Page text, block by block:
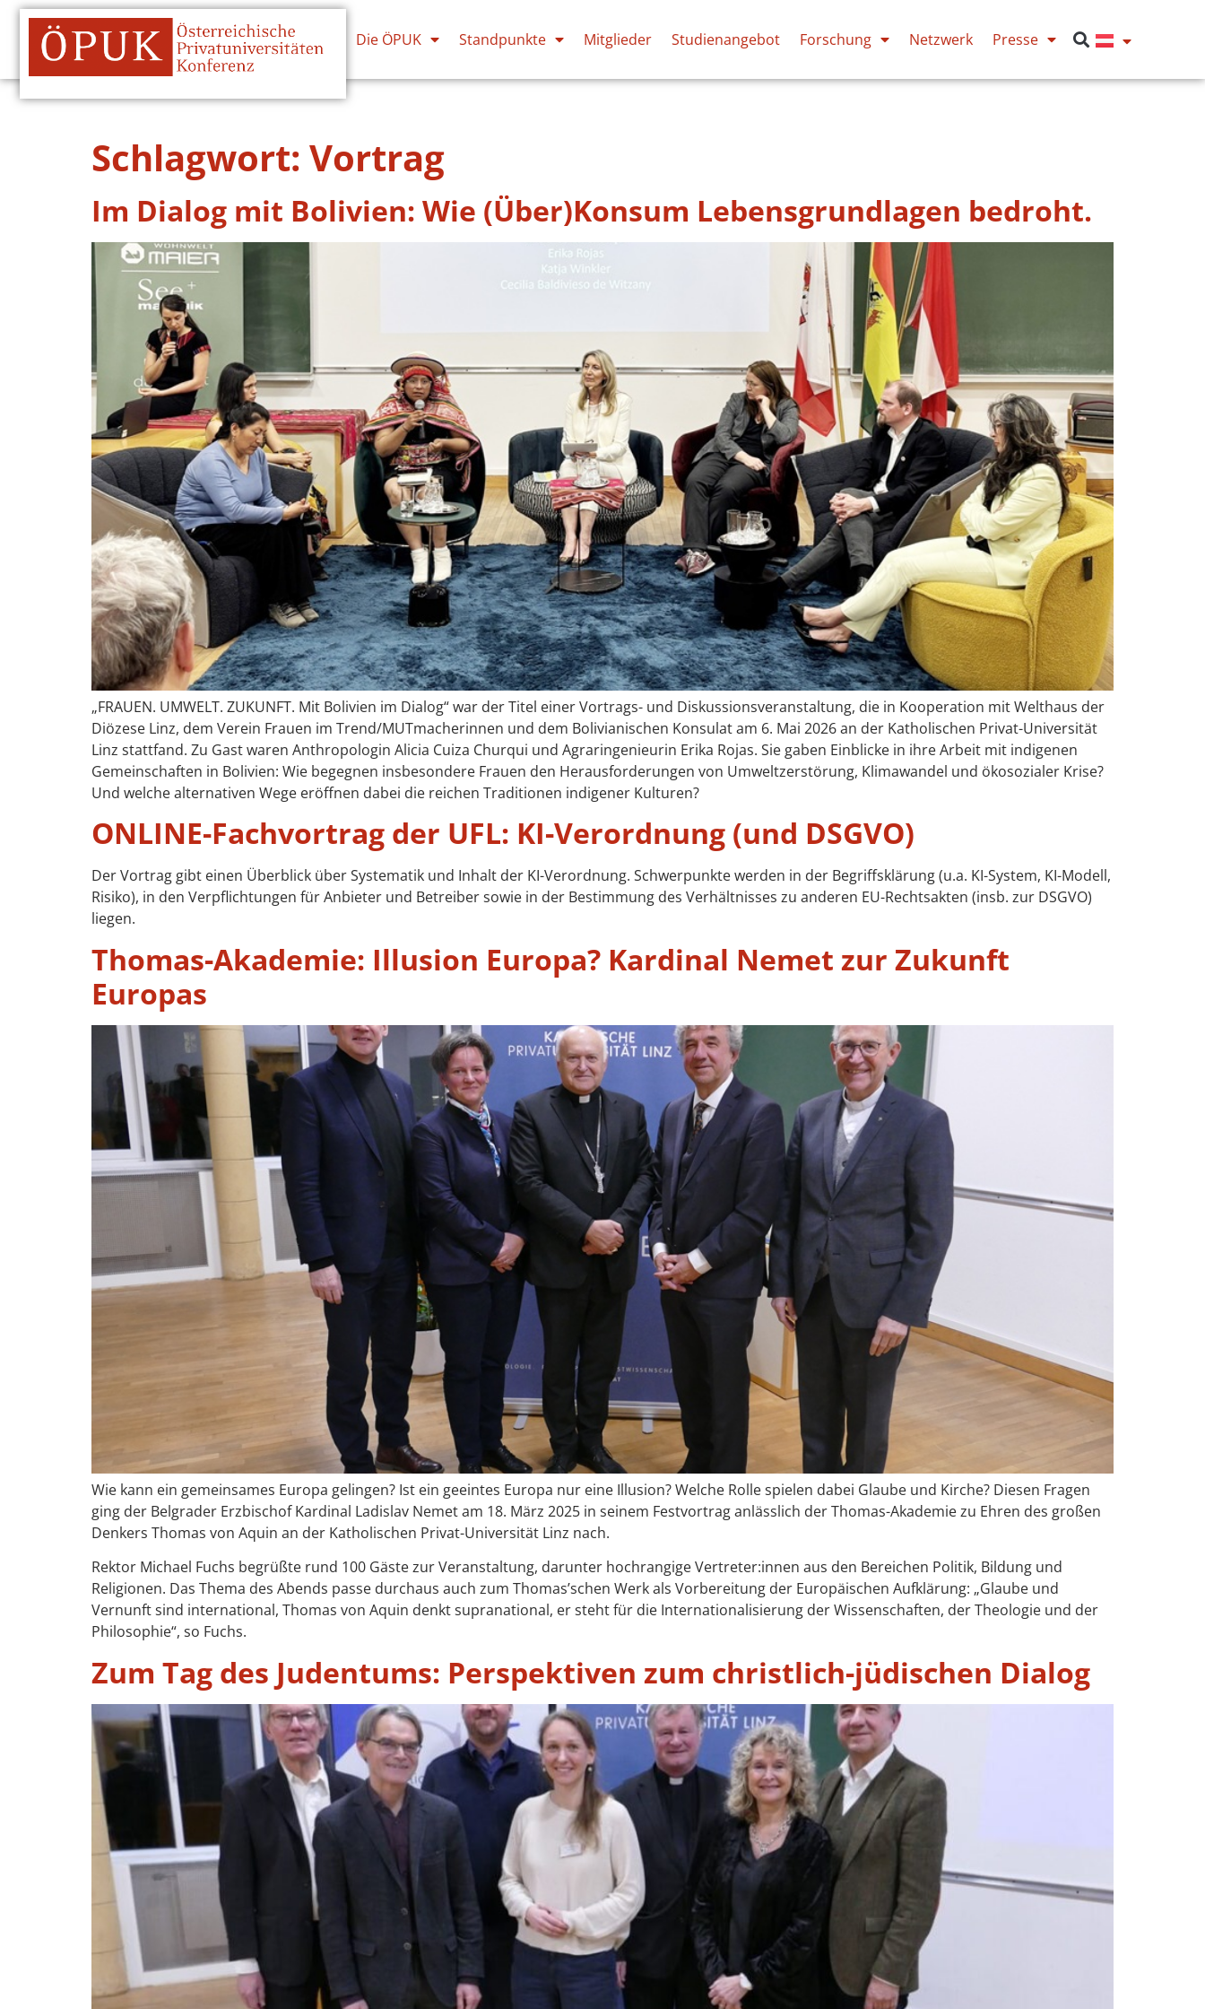
Die ÖPUK Standpunkte Mitglieder Studienangebot Forschung Netzwerk Presse
Schlagwort: Vortrag
Im Dialog mit Bolivien: Wie (Über)Konsum Lebensgrundlagen bedroht.
„FRAUEN. UMWELT. ZUKUNFT. Mit Bolivien im Dialog“ war der Titel einer Vortrags- und Diskussionsveranstaltung, die in Kooperation mit Welthaus der
Diözese Linz, dem Verein Frauen im Trend/MUTmacherinnen und dem Bolivianischen Konsulat am 6. Mai 2026 an der Katholischen Privat-Universität
Linz stattfand. Zu Gast waren Anthropologin Alicia Cuiza Churqui und Agraringenieurin Erika Rojas. Sie gaben Einblicke in ihre Arbeit mit indigenen
Gemeinschaften in Bolivien: Wie begegnen insbesondere Frauen den Herausforderungen von Umweltzerstörung, Klimawandel und ökosozialer Krise?
Und welche alternativen Wege eröffnen dabei die reichen Traditionen indigener Kulturen?
ONLINE-Fachvortrag der UFL: KI-Verordnung (und DSGVO)
Der Vortrag gibt einen Überblick über Systematik und Inhalt der KI-Verordnung. Schwerpunkte werden in der Begriffsklärung (u.a. KI-System, KI-Modell,
Risiko), in den Verpflichtungen für Anbieter und Betreiber sowie in der Bestimmung des Verhältnisses zu anderen EU-Rechtsakten (insb. zur DSGVO)
liegen.
Thomas-Akademie: Illusion Europa? Kardinal Nemet zur Zukunft
Europas
Wie kann ein gemeinsames Europa gelingen? Ist ein geeintes Europa nur eine Illusion? Welche Rolle spielen dabei Glaube und Kirche? Diesen Fragen
ging der Belgrader Erzbischof Kardinal Ladislav Nemet am 18. März 2025 in seinem Festvortrag anlässlich der Thomas-Akademie zu Ehren des großen
Denkers Thomas von Aquin an der Katholischen Privat-Universität Linz nach.
Rektor Michael Fuchs begrüßte rund 100 Gäste zur Veranstaltung, darunter hochrangige Vertreter:innen aus den Bereichen Politik, Bildung und
Religionen. Das Thema des Abends passe durchaus auch zum Thomas’schen Werk als Vorbereitung der Europäischen Aufklärung: „Glaube und
Vernunft sind international, Thomas von Aquin denkt supranational, er steht für die Internationalisierung der Wissenschaften, der Theologie und der
Philosophie“, so Fuchs.
Zum Tag des Judentums: Perspektiven zum christlich-jüdischen Dialog